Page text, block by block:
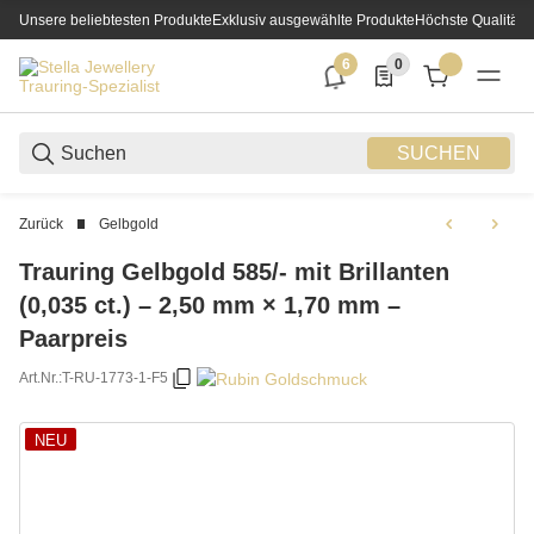
Unsere beliebtesten ProdukteExklusiv ausgewählte ProdukteHöchste Qualität
SUCHEN
6
6 neue Notifizierungen
0
0 Produkte in der
Zurück Gelbgold
Trauring Gelbgold 585/- mit Brillanten
(0,035 ct.) – 2,50 mm × 1,70 mm –
Paarpreis
Art.Nr.:T-RU-1773-1-F5
NEU